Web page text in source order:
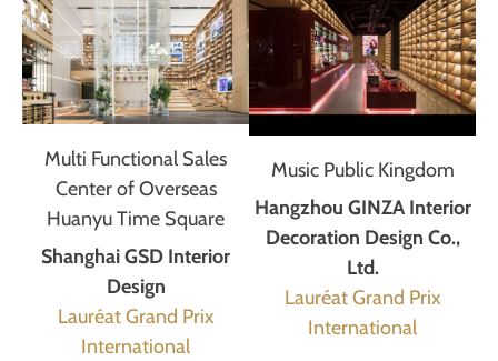
Multi Functional Sales
Center of Overseas
Huanyu Time Square
Shanghai GSD Interior
Design
Lauréat Grand Prix
International
Music Public Kingdom
Hangzhou GINZA Interior
Decoration Design Co.,
Ltd.
Lauréat Grand Prix
International